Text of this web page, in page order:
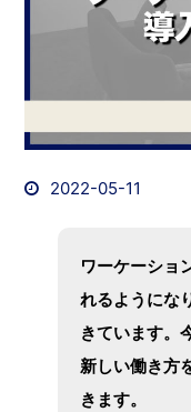
2022-05-11
ワーケーショ
れるようにな
きています。
新しい働き方
きます。